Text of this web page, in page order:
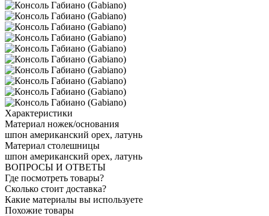
Характеристики
Материал ножек/основания
шпон американский орех, латунь
Материал столешницы
шпон американский орех, латунь
ВОПРОСЫ И ОТВЕТЫ
Где посмотреть товары?
Сколько стоит доставка?
Какие материалы вы используете
Похожие товары